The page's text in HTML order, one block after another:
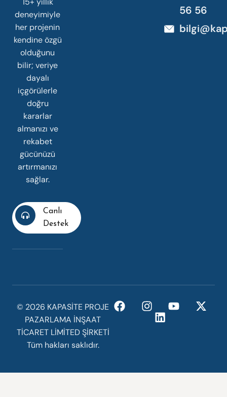
deneyimiyle
her projenin
kendine özgü
olduğunu
bilir; veriye
dayalı
içgörülerle
doğru
kararlar
almanızı ve
rekabet
gücünüzü
artırmanızı
sağlar.
Canlı
Destek
56 56
©️ 2026 KAPASİTE PROJE
PAZARLAMA İNŞAAT
TİCARET LİMİTED ŞİRKETİ
Tüm hakları saklıdır.